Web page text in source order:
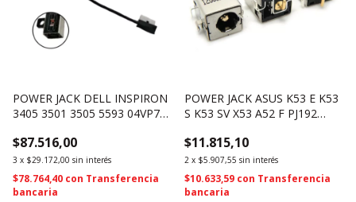
POWER JACK DELL INSPIRON
3405 3501 3505 5593 04VP7C
$87.516,00
3 x $29.172,00 sin interés
$78.764,40 con Transferencia
bancaria
POWER JACK ASUS K53 E K53
S K53 SV X53 A52 F PJ192
$11.815,10
2 x $5.907,55 sin interés
$10.633,59 con Transferencia
bancaria